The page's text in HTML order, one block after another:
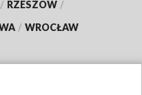
/ RZESZÓW /
/ WROCŁAW